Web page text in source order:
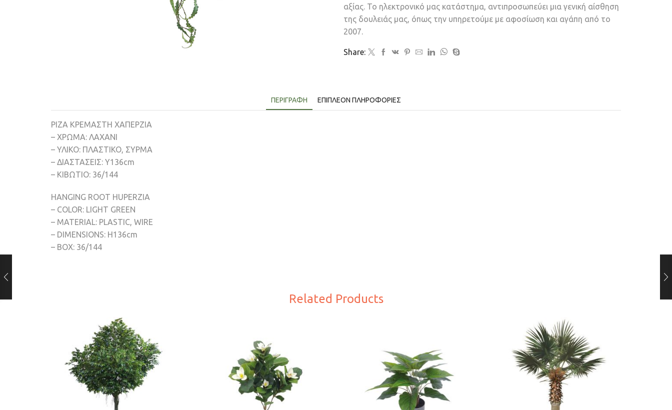
αξίας. Το ηλεκτρονικό μας κατάστημα, αντιπροσωπεύει μια γενική αίσθηση
της δουλειάς μας, όπως την υπηρετούμε με αφοσίωση και αγάπη από το
2007.
Share:
ΠΕΡΙΓΡΑΦΉ ΕΠΙΠΛΈΟΝ ΠΛΗΡΟΦΟΡΊΕΣ
ΡΙΖΑ ΚΡΕΜΑΣΤΗ ΧΑΠΕΡΖΙΑ
– ΧΡΩΜΑ: ΛΑΧΑΝΙ
– ΥΛΙΚΟ: ΠΛΑΣΤΙΚΟ, ΣΥΡΜΑ
– ΔΙΑΣΤΑΣΕΙΣ: Y136cm
– ΚΙΒΩΤΙΟ: 36/144
HANGING ROOT HUPERZIA
– COLOR: LIGHT GREEN
– MATERIAL: PLASTIC, WIRE
– DIMENSIONS: Η136cm
– BOX: 36/144
Related Products